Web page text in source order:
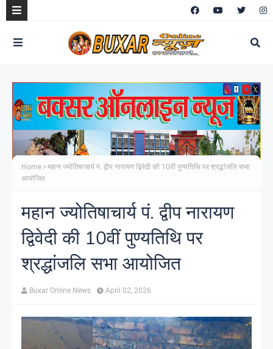
Home
महान ज्योतिषाचार्य पं. द्वीप नारायण द्विवेदी की 10वीं पुण्यतिथि पर श्रद्धांजलि सभा
आयोजित
महान ज्योतिषाचार्य पं. द्वीप नारायण
द्विवेदी की 10वीं पुण्यतिथि पर
श्रद्धांजलि सभा आयोजित
Buxar Online News April 02, 2026